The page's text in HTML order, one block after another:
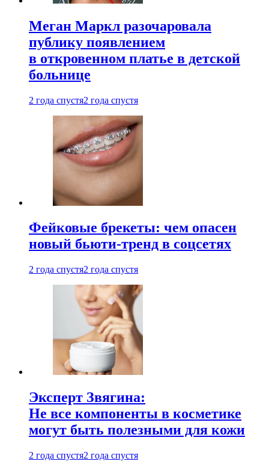
Меган Маркл разочаровала
публику появлением
в откровенном платье в детской
больнице
2 года спустя2 года спустя
Фейковые брекеты: чем опасен
новый бьюти-тренд в соцсетях
2 года спустя2 года спустя
Эксперт Звягина:
Не все компоненты в косметике
могут быть полезными для кожи
2 года спустя2 года спустя